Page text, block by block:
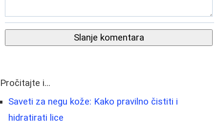
Slanje komentara
Pročitajte i...
Saveti za negu kože: Kako pravilno čistiti i
hidratirati lice